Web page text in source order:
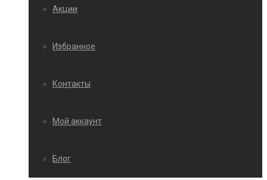
Акции
Избранное
Контакты
Мой аккаунт
Блог